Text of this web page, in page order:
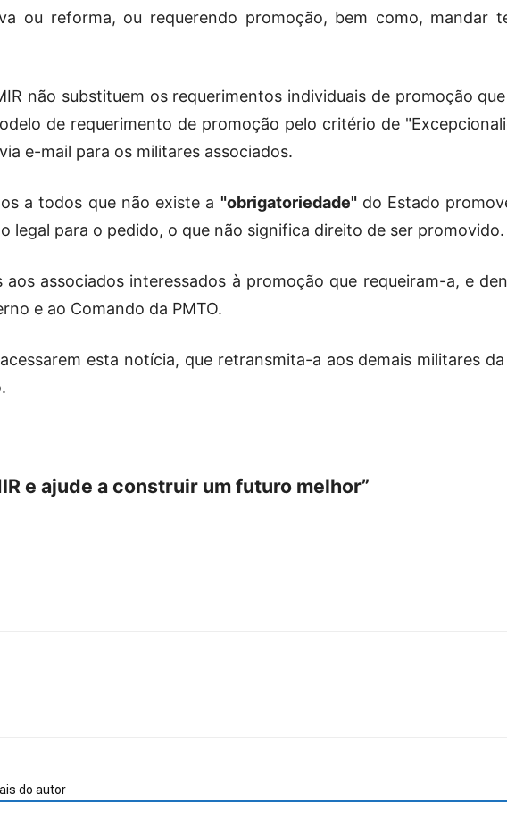
Estado
do
ou reforma, ou requerendo promoção, bem como, mandar
não substituem os requerimentos individuais de promoção
de requerimento de promoção pelo critério de
e-mail para os militares associados.
a todos que não existe a "obrigatoriedade"do Estado
legal para o pedido, o que não significa direito de ser promovido.
aos associados interessados à promoção que requeiram-a, e
e ao Comando da PMTO.
esta notícia, que retransmita-a aos demais militares
e ajude a construir um futuro melhor”
do autor